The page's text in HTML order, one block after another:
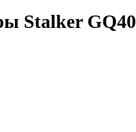
Stalker GQ40